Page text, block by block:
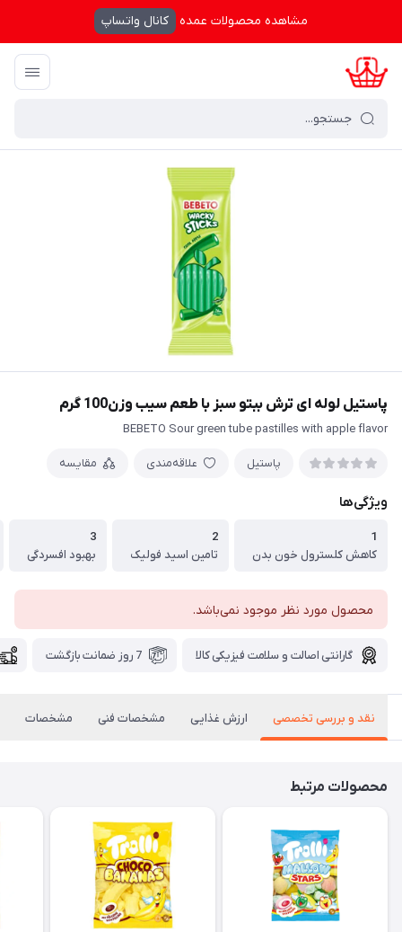
مشاهده محصولات عمده کانال واتساپ
کرال شاپینگ / مواد غذایی و نوشیدنی
پاستیل لوله ای ترش ببتو سبز با طعم سیب وزن100 گرم
BEBETO Sour green tube pastilles with apple flavor
پاستیل علاقه‌مندی مقایسه
ویژگی‌ها
1
کاهش کلسترول خون بدن
2
تامین اسید فولیک
3
بهبود افسردگی
محصول مورد نظر موجود نمی‌باشد.
گارانتی اصالت و سلامت فیزیکی کالا 7 روز ضمانت بازگشت
نقد و بررسی تخصصی ارزش غذایی مشخصات فنی مشخصات
محصولات مرتبط